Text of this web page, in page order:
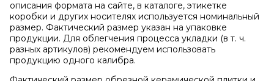
описания формата на сайте, в каталоге, этикетке
коробки и других носителях используется номинальный
размер. Фактический размер указан на упаковке
продукции. Для облегчения процесса укладки (в т. ч.
разных артикулов) рекомендуем использовать
продукцию одного калибра.